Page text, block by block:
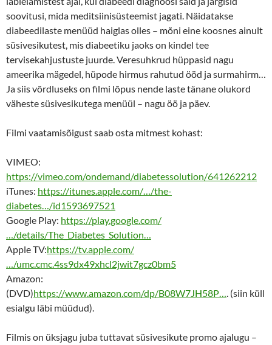
soovitusi, mida meditsiinisüsteemist jagati. Näidatakse
diabeedilaste menüüd haiglas olles – mõni eine koosnes ainult
süsivesikutest, mis diabeetiku jaoks on kindel tee
tervisekahjustuste juurde. Veresuhkrud hüppasid nagu
ameerika mägedel, hüpode hirmus rahutud ööd ja surmahirm…
Ja siis võrdluseks on filmi lõpus nende laste tänane olukord
väheste süsivesikutega menüül – nagu öö ja päev.
Filmi vaatamisõigust saab osta mitmest kohast:
VIMEO:
https://vimeo.com/ondemand/diabetessolution/641262212
iTunes: https://itunes.apple.com/…/the-
diabetes…/id1593697521
Google Play: https://play.google.com/
…/details/The_Diabetes_Solution…
Apple TV:https://tv.apple.com/
…/umc.cmc.4ss9dx49xhcl2jwit7gcz0bm5
Amazon:
(DVD)https://www.amazon.com/dp/B08W7JH58P…. (siin küll
esialgu läbi müüdud).
Filmis on üksjagu juba tuttavat süsivesikute promo ajalugu –